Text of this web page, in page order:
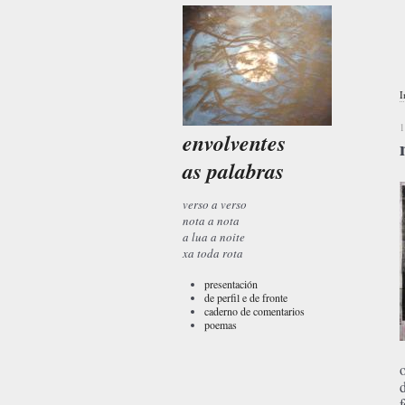
envolventes
as palabras
verso a verso
nota a nota
a lua a noite
xa toda rota
presentación
de perfil e de fronte
caderno de comentarios
poemas